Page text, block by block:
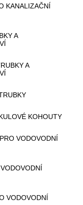
KANALIZAČNÍ
A
A
KOHOUTY
VODOVODNÍ
VODOVODNÍ